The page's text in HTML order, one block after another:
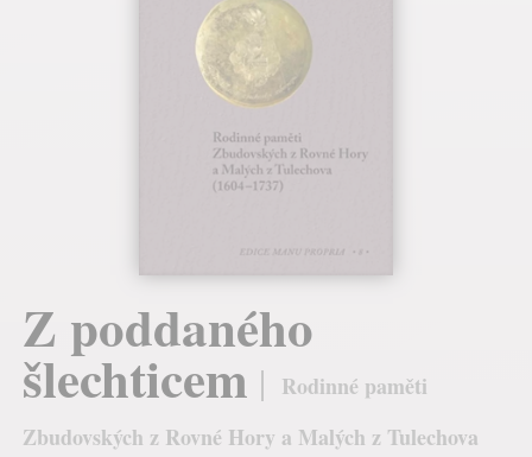
Z poddaného
šlechticem
Rodinné paměti
Zbudovských z Rovné Hory a Malých z Tulechova